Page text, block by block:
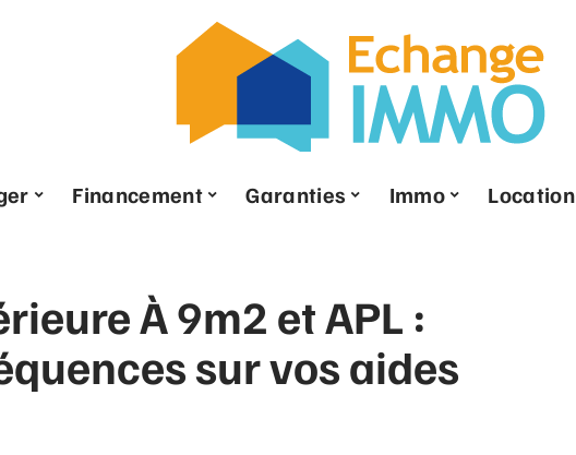
Financement Garanties Immo Location
À 9m2 et APL :
sur vos aides